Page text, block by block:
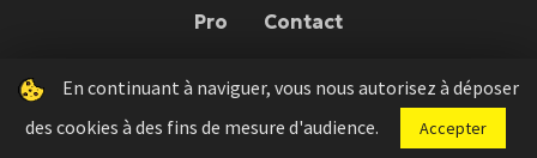
Pro Contact
Pozzo Live © 2026 | Conception : Pozzo Team, avec l'aide deBloop
Press kit Règlement concours Mentions légales
En continuant à naviguer, vous nous autorisez à déposer
des cookies à des fins de mesure d'audience.
Accepter